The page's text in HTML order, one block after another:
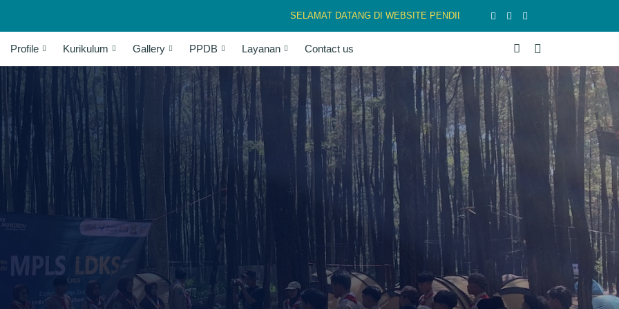
SELAMAT DATANG DI WEBSITE PENDIDIKAN BANGSA, YANG BERKARATER,
Profile Kurikulum Gallery PPDB Layanan Contact us